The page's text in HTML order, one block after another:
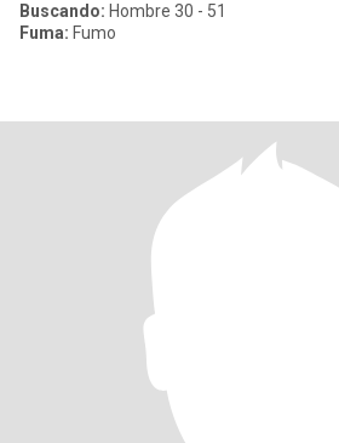
Buscando: Hombre 30 - 51
Fuma: Fumo